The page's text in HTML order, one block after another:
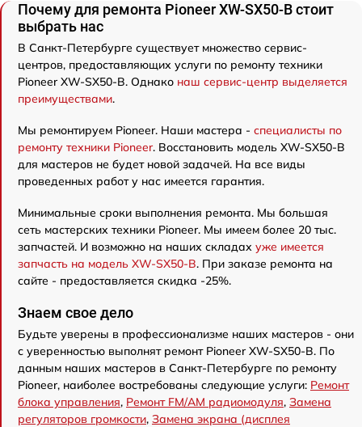
Почему для ремонта Pioneer XW-SX50-B стоит
выбрать нас
В Санкт-Петербурге существует множество сервис-
центров, предоставляющих услуги по ремонту техники
Pioneer XW-SX50-B. Однако наш сервис-центр выделяется
преимуществами.
Мы ремонтируем Pioneer. Наши мастера - специалисты по
ремонту техники Pioneer. Восстановить модель XW-SX50-B
для мастеров не будет новой задачей. На все виды
проведенных работ у нас имеется гарантия.
Минимальные сроки выполнения ремонта. Мы большая
сеть мастерских техники Pioneer. Мы имеем более 20 тыс.
запчастей. И возможно на наших складах уже имеется
запчасть на модель XW-SX50-B. При заказе ремонта на
сайте - предоставляется скидка -25%.
Знаем свое дело
Будьте уверены в профессионализме наших мастеров - они
с уверенностью выполнят ремонт Pioneer XW-SX50-B. По
данным наших мастеров в Санкт-Петербурге по ремонту
Pioneer, наиболее востребованы следующие услуги: Ремонт
блока управления, Ремонт FM/AM радиомодуля, Замена
регуляторов громкости, Замена экрана (дисплея